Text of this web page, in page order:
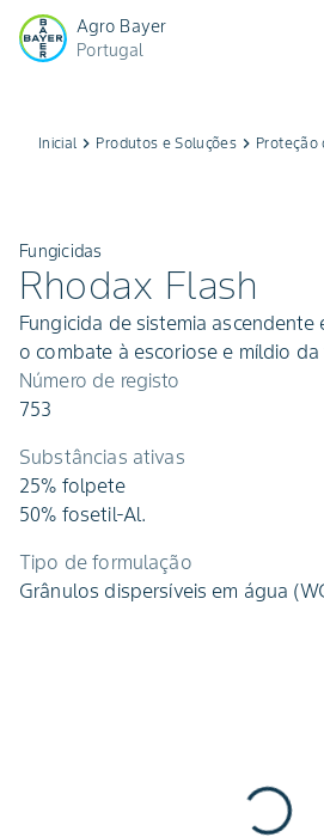
Agro Bayer
Portugal
Inicial keyboard_arrow_right Produtos e Soluções keyboard_arrow_right Proteção
Fungicidas
Rhodax Flash
Fungicida de sistemia ascendente
o combate à escoriose e míldio da
Número de registo
753
Substâncias ativas
25% folpete
50% fosetil-Al.
Tipo de formulação
Grânulos dispersíveis em água